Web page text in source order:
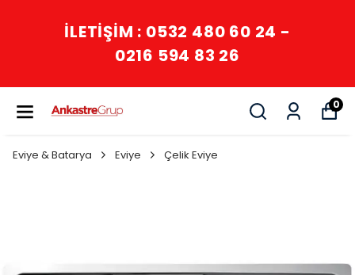
İLETİŞİM : 0532 480 60 24 -
0216 594 83 26
0
Eviye & Batarya Eviye Çelik Eviye